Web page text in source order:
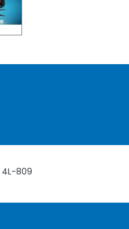
4L-809